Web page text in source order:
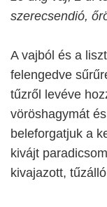
szerecsendió,
A vajból és a
felengedve
tűzről levéve
vöröshagymát
beleforgatjuk a
kivájt
kivajazott,